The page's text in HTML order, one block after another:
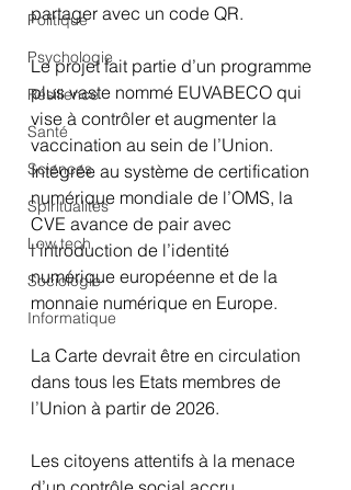
Politique
Psychologie
Résilience
Santé
Sciences
Spiritualités
Low tech
Sociologie
Informatique
partager avec un code QR.
Le projet fait partie d’un programme
plus vaste nommé EUVABECO qui
vise à contrôler et augmenter la
vaccination au sein de l’Union.
Intégrée au système de certification
numérique mondiale de l’OMS, la
CVE avance de pair avec
l’introduction de l’identité
numérique européenne et de la
monnaie numérique en Europe.
La Carte devrait être en circulation
dans tous les Etats membres de
l’Union à partir de 2026.
Les citoyens attentifs à la menace